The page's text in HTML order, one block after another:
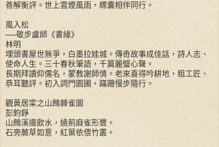
善解衡評。世上雲煙風雨，縹囊相伴同行。
風入松
──敬步盧師《書緣》
林明
埋頭書屋世無爭，白墨拉娃城。傳奇故事成佳話，詩人志、
使命人生。三十春秋筆語，千篇麗璧心聲。
長期拜讀仰儒名，蒙教謝師情。老來喜得吟耕地，粗工匠、
恭耳聽評。初入詞門園圃，蹣跚慢步隨行。
觀黃居寀之山鷓棘雀圖
彭鈞錚
山鷓溪邊飲水，繞荊麻雀形豐。
石旁蕨草如意，紅葉依偎竹叢。